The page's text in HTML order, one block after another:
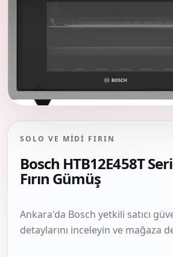
SOLO VE MIDI FIRIN
Bosch HTB12E458T
Fırın Gümüş
Ankara'da Bosch yetkili satıcı
detaylarını inceleyin ve mağaza